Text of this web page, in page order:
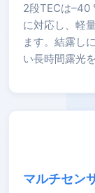
2段TECは–40
に対応し、軽
ます。結露し
い長時間露光
マルチセン